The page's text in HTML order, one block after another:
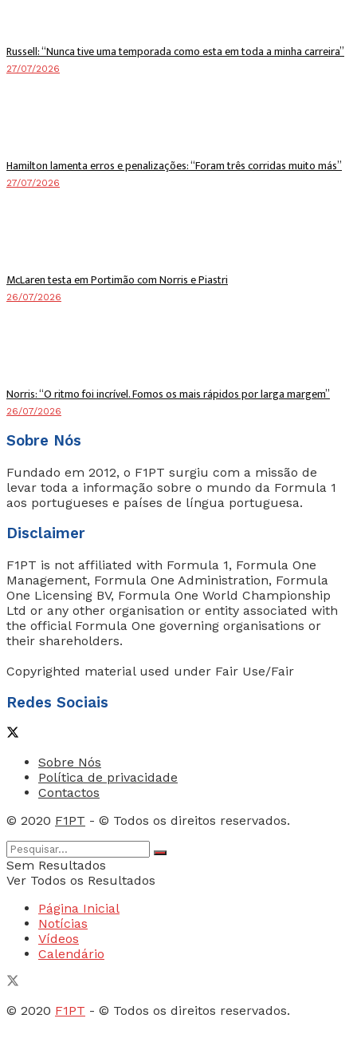
Russell: “Nunca tive uma temporada como esta em toda a minha carreira”
27/07/2026
Hamilton lamenta erros e penalizações: “Foram três corridas muito más”
27/07/2026
McLaren testa em Portimão com Norris e Piastri
26/07/2026
Norris: “O ritmo foi incrível. Fomos os mais rápidos por larga margem”
26/07/2026
Sobre Nós
Fundado em 2012, o F1PT surgiu com a missão de
levar toda a informação sobre o mundo da Formula 1
aos portugueses e países de língua portuguesa.
Disclaimer
F1PT is not affiliated with Formula 1, Formula One
Management, Formula One Administration, Formula
One Licensing BV, Formula One World Championship
Ltd or any other organisation or entity associated with
the official Formula One governing organisations or
their shareholders.
Copyrighted material used under Fair Use/Fair
Redes Sociais
Sobre Nós
Política de privacidade
Contactos
© 2020 F1PT - © Todos os direitos reservados.
Sem Resultados
Ver Todos os Resultados
Página Inicial
Notícias
Vídeos
Calendário
© 2020 F1PT - © Todos os direitos reservados.